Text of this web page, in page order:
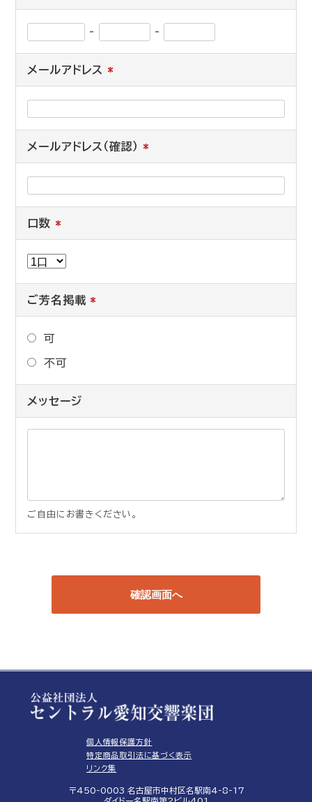
- -
メールアドレス *
メールアドレス（確認） *
口数 *
ご芳名掲載 *
可
不可
メッセージ
ご自由にお書きください。
個人情報保護方針
特定商品取引法に基づく表示
リンク集
〒450-0003 名古屋市中村区名駅南4-8-17